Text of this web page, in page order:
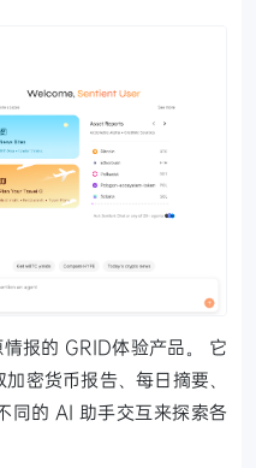
报的 GRID体验产品。 它
密货币报告、每日摘要、
同的 AI 助手交互来探索各